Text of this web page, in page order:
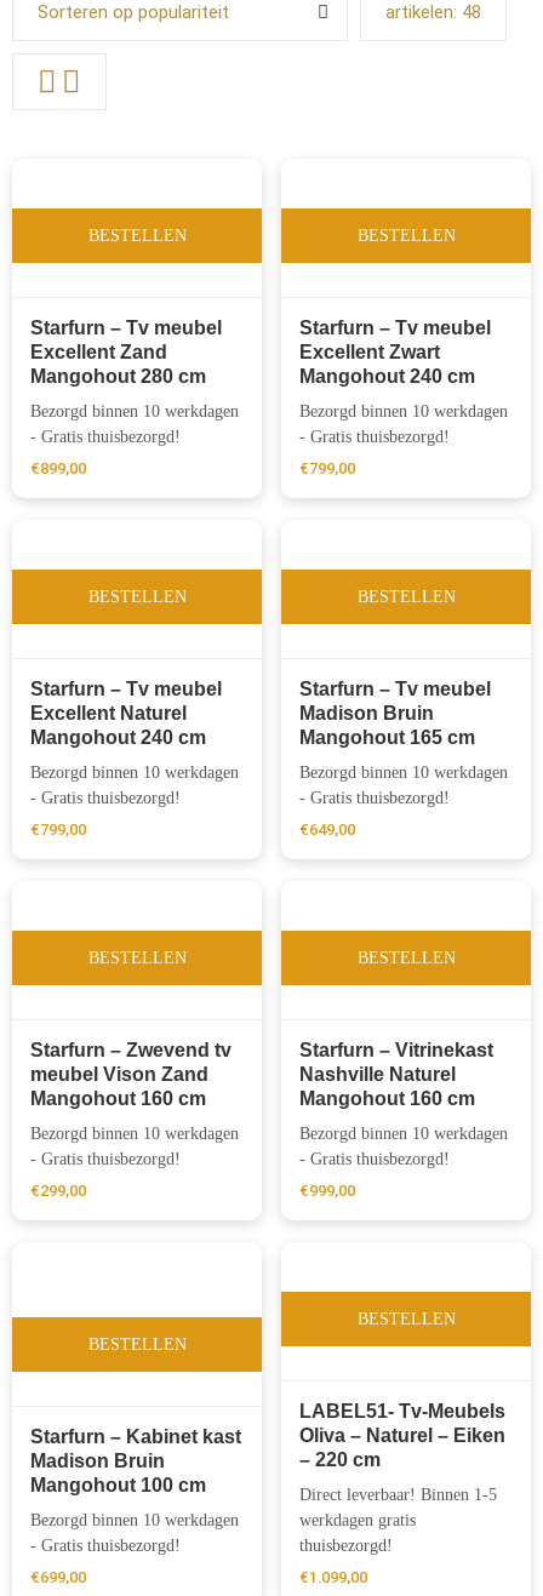
Sorteren op populariteit artikelen: 48
BESTELLEN
Starfurn – Tv meubel
Excellent Zand
Mangohout 280 cm
Bezorgd binnen 10 werkdagen
- Gratis thuisbezorgd!
€899,00
BESTELLEN
Starfurn – Tv meubel
Excellent Zwart
Mangohout 240 cm
Bezorgd binnen 10 werkdagen
- Gratis thuisbezorgd!
€799,00
BESTELLEN
Starfurn – Tv meubel
Excellent Naturel
Mangohout 240 cm
Bezorgd binnen 10 werkdagen
- Gratis thuisbezorgd!
€799,00
BESTELLEN
Starfurn – Tv meubel
Madison Bruin
Mangohout 165 cm
Bezorgd binnen 10 werkdagen
- Gratis thuisbezorgd!
€649,00
BESTELLEN
Starfurn – Zwevend tv
meubel Vison Zand
Mangohout 160 cm
Bezorgd binnen 10 werkdagen
- Gratis thuisbezorgd!
€299,00
BESTELLEN
Starfurn – Vitrinekast
Nashville Naturel
Mangohout 160 cm
Bezorgd binnen 10 werkdagen
- Gratis thuisbezorgd!
€999,00
BESTELLEN
Starfurn – Kabinet kast
Madison Bruin
Mangohout 100 cm
Bezorgd binnen 10 werkdagen
- Gratis thuisbezorgd!
€699,00
BESTELLEN
LABEL51- Tv-Meubels
Oliva – Naturel – Eiken
– 220 cm
Direct leverbaar! Binnen 1-5
werkdagen gratis
thuisbezorgd!
€1.099,00